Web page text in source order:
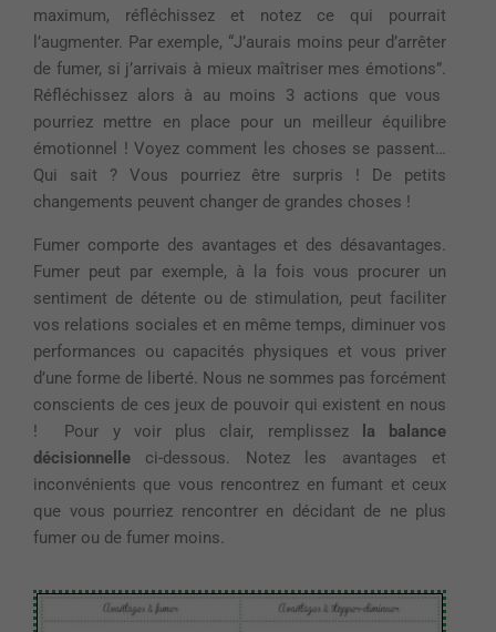
maximum, réfléchissez et notez ce qui pourrait
l’augmenter. Par exemple, “J’aurais moins peur d’arrêter
de fumer, si j’arrivais à mieux maîtriser mes émotions”.
Réfléchissez alors à au moins 3 actions que vous
pourriez mettre en place pour un meilleur équilibre
émotionnel !Voyez comment les choses se passent…
Qui sait ? Vous pourriez être surpris ! De petits
changements peuvent changer de grandes choses !
Fumer comporte des avantages et des désavantages
Fumer peut par exemple, à la fois vous procurer un
sentiment de détente ou de stimulation, peut faciliter
vos relations sociales et en même temps, diminuer vos
performances ou capacités physiques et vous priver
d’une forme de liberté. Nous ne sommes pas forcément
conscients de ces jeux de pouvoir qui existent en nous
! Pour y voir plus clair, remplissez
la balance
décisionnel le ci-dessous . Notez les avantages et
inconvénients que vous rencontrez en fumant et ceux
que vous pourriez rencontrer en décidant de ne plus
fumer ou de fumer moins.